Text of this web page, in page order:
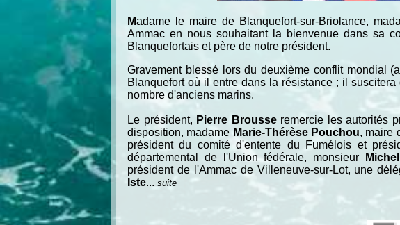
Madame le maire de Blanquefort-sur-Briolance,
Ammac en nous souhaitant la bienvenue dans sa
Blanquefortais et père de notre président.
Gravement blessé lors du deuxième conflit mondial
Blanquefort où il entre dans la résistance ; il
nombre d'anciens marins.
Le président, Pierre Brousseremercie les autorités
disposition, madame Marie-Thérèse Pouchou, maire
président du comité d'entente du Fumélois et
départemental de l'Union fédérale, monsieur
président de l'Ammac de Villeneuve-sur-Lot, une
Iste... suite